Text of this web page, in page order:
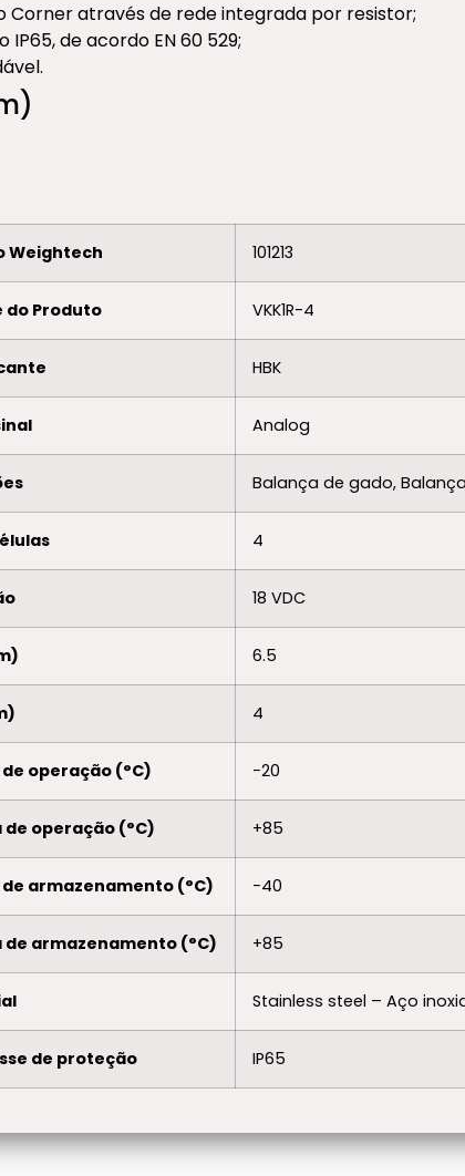
Corner através de rede integrada por resistor;
de acordo EN 60 529;
Weightech 101213
do Produto VKK1R-4
HBK
Analog
Balança de gado,
4
18 VDC
6.5
4
operação (°C) −20
operação (°C) +85
armazenamento (°C) −40
armazenamento (°C) +85
Stainless steel – Aço
de proteção IP65